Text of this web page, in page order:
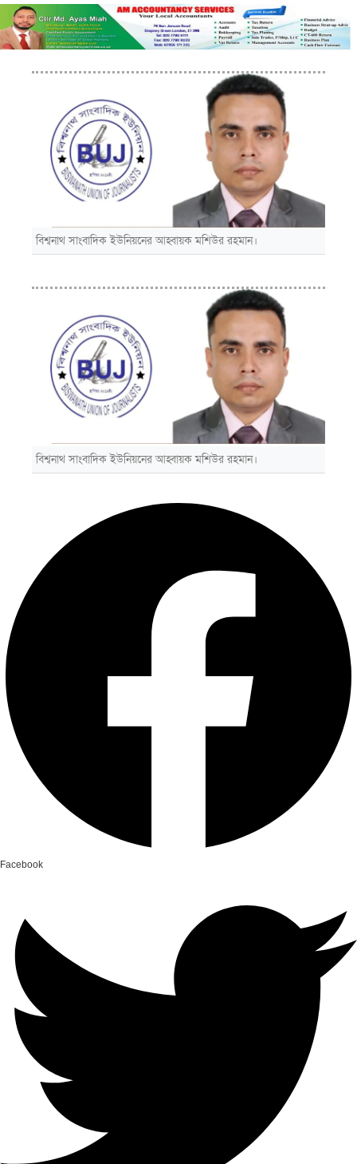
বিশ্বনাথ সাংবাদিক ইউনিয়নের আহ্বায়ক মশিউর রহমান।
বিশ্বনাথ সাংবাদিক ইউনিয়নের আহ্বায়ক মশিউর রহমান।
Facebook